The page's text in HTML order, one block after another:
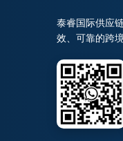
泰睿国际供应
效、可靠的跨